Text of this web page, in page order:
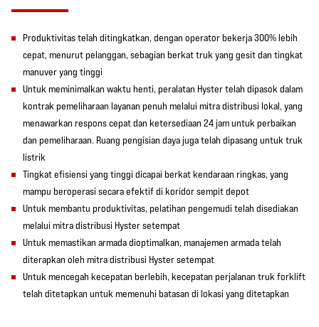
Produktivitas telah ditingkatkan, dengan operator bekerja 300% lebih
cepat, menurut pelanggan, sebagian berkat truk yang gesit dan tingkat
manuver yang tinggi
Untuk meminimalkan waktu henti, peralatan Hyster telah dipasok dalam
kontrak pemeliharaan layanan penuh melalui mitra distribusi lokal, yang
menawarkan respons cepat dan ketersediaan 24 jam untuk perbaikan
dan pemeliharaan. Ruang pengisian daya juga telah dipasang untuk truk
listrik
Tingkat efisiensi yang tinggi dicapai berkat kendaraan ringkas, yang
mampu beroperasi secara efektif di koridor sempit depot
Untuk membantu produktivitas, pelatihan pengemudi telah disediakan
melalui mitra distribusi Hyster setempat
Untuk memastikan armada dioptimalkan, manajemen armada telah
diterapkan oleh mitra distribusi Hyster setempat
Untuk mencegah kecepatan berlebih, kecepatan perjalanan truk forklift
telah ditetapkan untuk memenuhi batasan di lokasi yang ditetapkan